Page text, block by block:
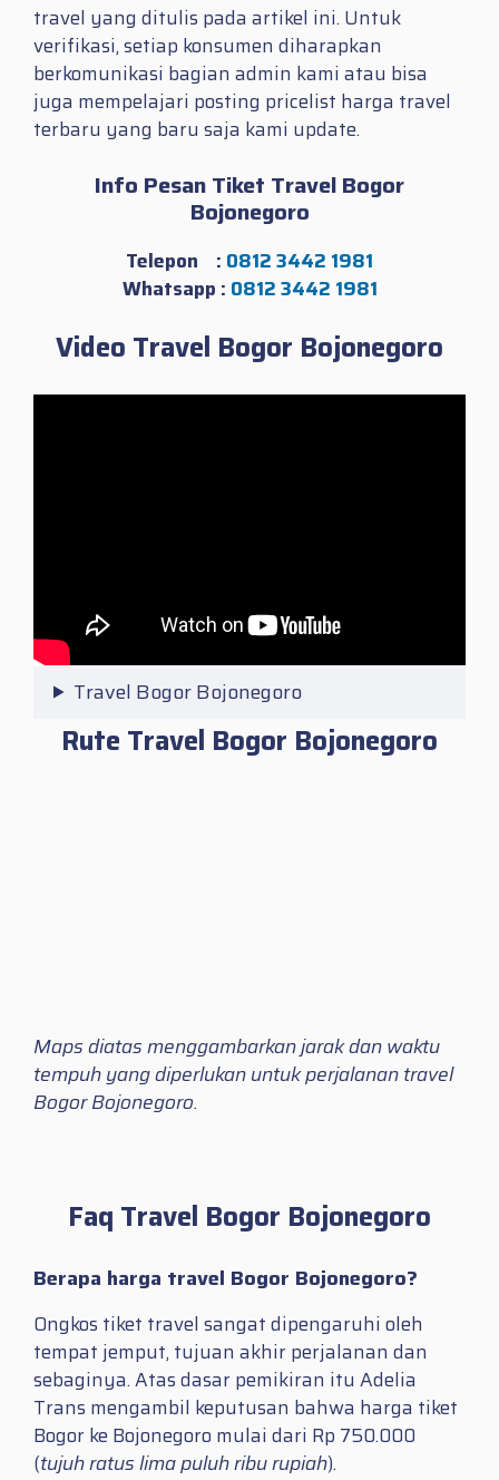
travel yang ditulis pada artikel ini. Untuk
verifikasi, setiap konsumen diharapkan
berkomunikasi bagian admin kami atau bisa
juga mempelajari posting pricelist harga travel
terbaru yang baru saja kami update.
Info Pesan Tiket Travel Bogor
Bojonegoro
Telepon : 0812 3442 1981
Whatsapp : 0812 3442 1981
Video Travel Bogor Bojonegoro
Travel Bogor Bojonegoro
Rute Travel Bogor Bojonegoro
Maps diatas menggambarkan jarak dan waktu
tempuh yang diperlukan untuk perjalanan travel
Bogor Bojonegoro.
Faq Travel Bogor Bojonegoro
Berapa harga travel Bogor Bojonegoro?
Ongkos tiket travel sangat dipengaruhi oleh
tempat jemput, tujuan akhir perjalanan dan
sebaginya. Atas dasar pemikiran itu Adelia
Trans mengambil keputusan bahwa harga tiket
Bogor ke Bojonegoro mulai dari Rp 750.000
(tujuh ratus lima puluh ribu rupiah).